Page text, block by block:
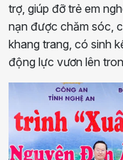
trợ, giúp đỡ trẻ em
nạn được chăm sóc,
khang trang, có sinh
động lực vươn lên